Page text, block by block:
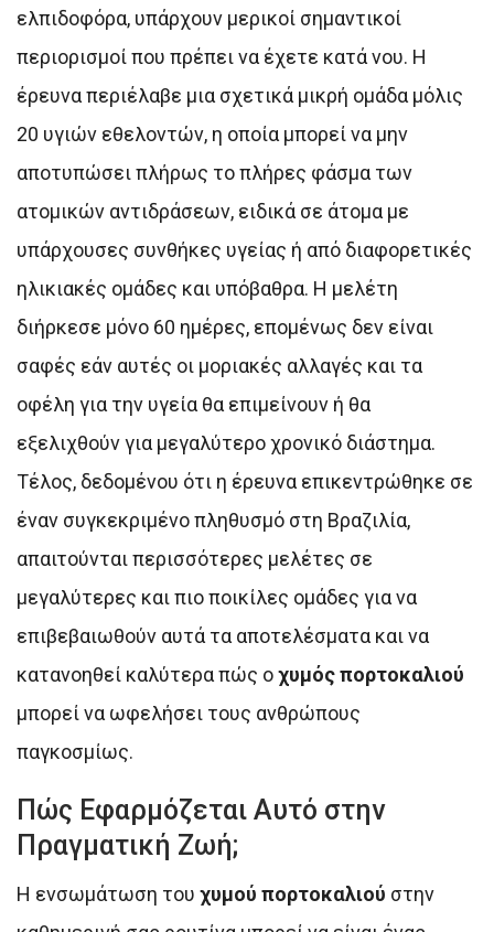
ελπιδοφόρα, υπάρχουν μερικοί σημαντικοί
περιορισμοί που πρέπει να έχετε κατά νου. Η
έρευνα περιέλαβε μια σχετικά μικρή ομάδα μόλις
20 υγιών εθελοντών, η οποία μπορεί να μην
αποτυπώσει πλήρως το πλήρες φάσμα των
ατομικών αντιδράσεων, ειδικά σε άτομα με
υπάρχουσες συνθήκες υγείας ή από διαφορετικές
ηλικιακές ομάδες και υπόβαθρα. Η μελέτη
διήρκεσε μόνο 60 ημέρες, επομένως δεν είναι
σαφές εάν αυτές οι μοριακές αλλαγές και τα
οφέλη για την υγεία θα επιμείνουν ή θα
εξελιχθούν για μεγαλύτερο χρονικό διάστημα.
Τέλος, δεδομένου ότι η έρευνα επικεντρώθηκε σε
έναν συγκεκριμένο πληθυσμό στη Βραζιλία,
απαιτούνται περισσότερες μελέτες σε
μεγαλύτερες και πιο ποικίλες ομάδες για να
επιβεβαιωθούν αυτά τα αποτελέσματα και να
κατανοηθεί καλύτερα πώς οχυμός πορτοκαλιού
μπορεί να ωφελήσει τους ανθρώπους
παγκοσμίως.
Πώς Εφαρμόζεται Αυτό στην
Πραγματική Ζωή;
Η ενσωμάτωση του χυμού πορτοκαλιού στην